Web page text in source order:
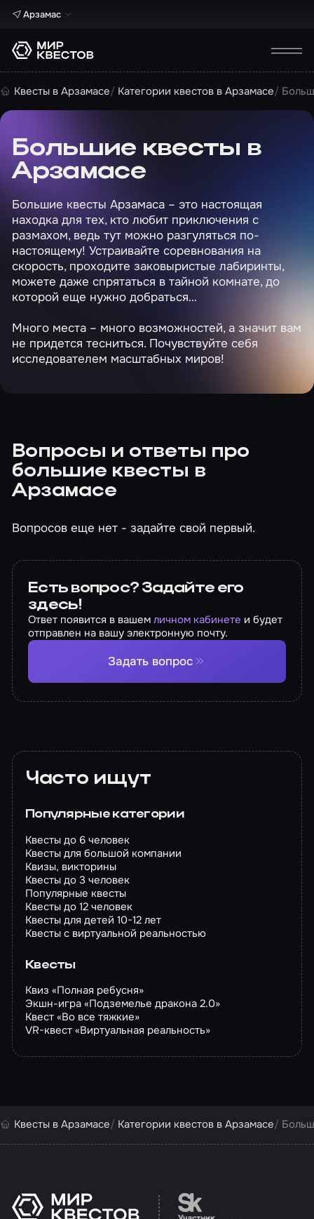
Арзамас
Квесты в Арзамасе Категории квестов в Арзамасе
Большие квесты в
Арзамасе
Большие квесты Арзамаса – это настоящая
находка для тех, кто любит приключения с
размахом, ведь тут можно разгуляться по-
настоящему! Устраивайте соревнования на
скорость, проходите заковыристые лабиринты,
можете даже спрятаться в тайной комнате, до
которой еще нужно добраться…
Много места – много возможностей, а значит вам
не придется тесниться. Почувствуйте себя
исследователем масштабных миров!
Вопросы и ответы про
большие квесты в
Арзамасе
Вопросов еще нет - задайте свой первый.
Есть вопрос? Задайте его
здесь!
Ответ появится в вашемличном кабинете и будет
отправлен на вашу электронную почту.
Задать вопрос
Часто ищут
Популярные категории
Квесты до 6 человек
Квесты для большой компании
Квизы, викторины
Квесты до 3 человек
Популярные квесты
Квесты до 12 человек
Квесты для детей 10-12 лет
Квесты с виртуальной реальностью
Квесты
Квиз «Полная ребусня»
Экшн-игра «Подземелье дракона 2.0»
Квест «Во все тяжкие»
VR-квест «Виртуальная реальность»
Квесты в Арзамасе Категории квестов в Арзамасе
Перейти на сайт